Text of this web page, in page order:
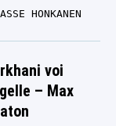
HONKANEN
voi
– Max